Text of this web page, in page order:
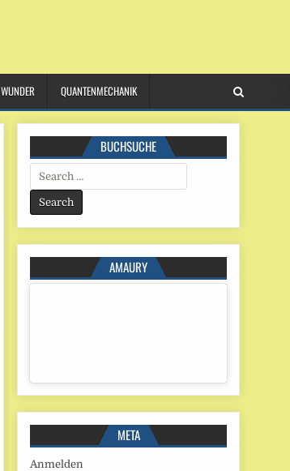
WUNDER QUANTENMECHANIK
BUCHSUCHE
Search
for:
AMAURY
META
Anmelden